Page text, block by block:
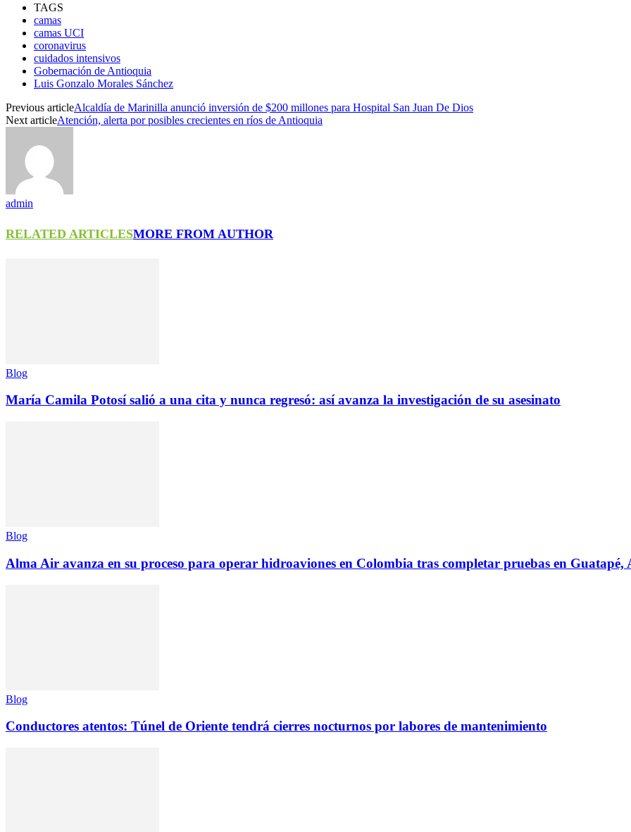
TAGS
camas
camas UCI
coronavirus
cuidados intensivos
Gobernación de Antioquia
Luis Gonzalo Morales Sánchez
Previous articleAlcaldía de Marinilla anunció inversión de $200 millones para Hospital San Juan De Dios
Next articleAtención, alerta por posibles crecientes en ríos de Antioquia
admin
RELATED ARTICLESMORE FROM AUTHOR
Blog
María Camila Potosí salió a una cita y nunca regresó: así avanza la investigación de su asesinato
Blog
Alma Air avanza en su proceso para operar hidroaviones en Colombia tras completar pruebas en
Blog
Conductores atentos: Túnel de Oriente tendrá cierres nocturnos por labores de mantenimiento